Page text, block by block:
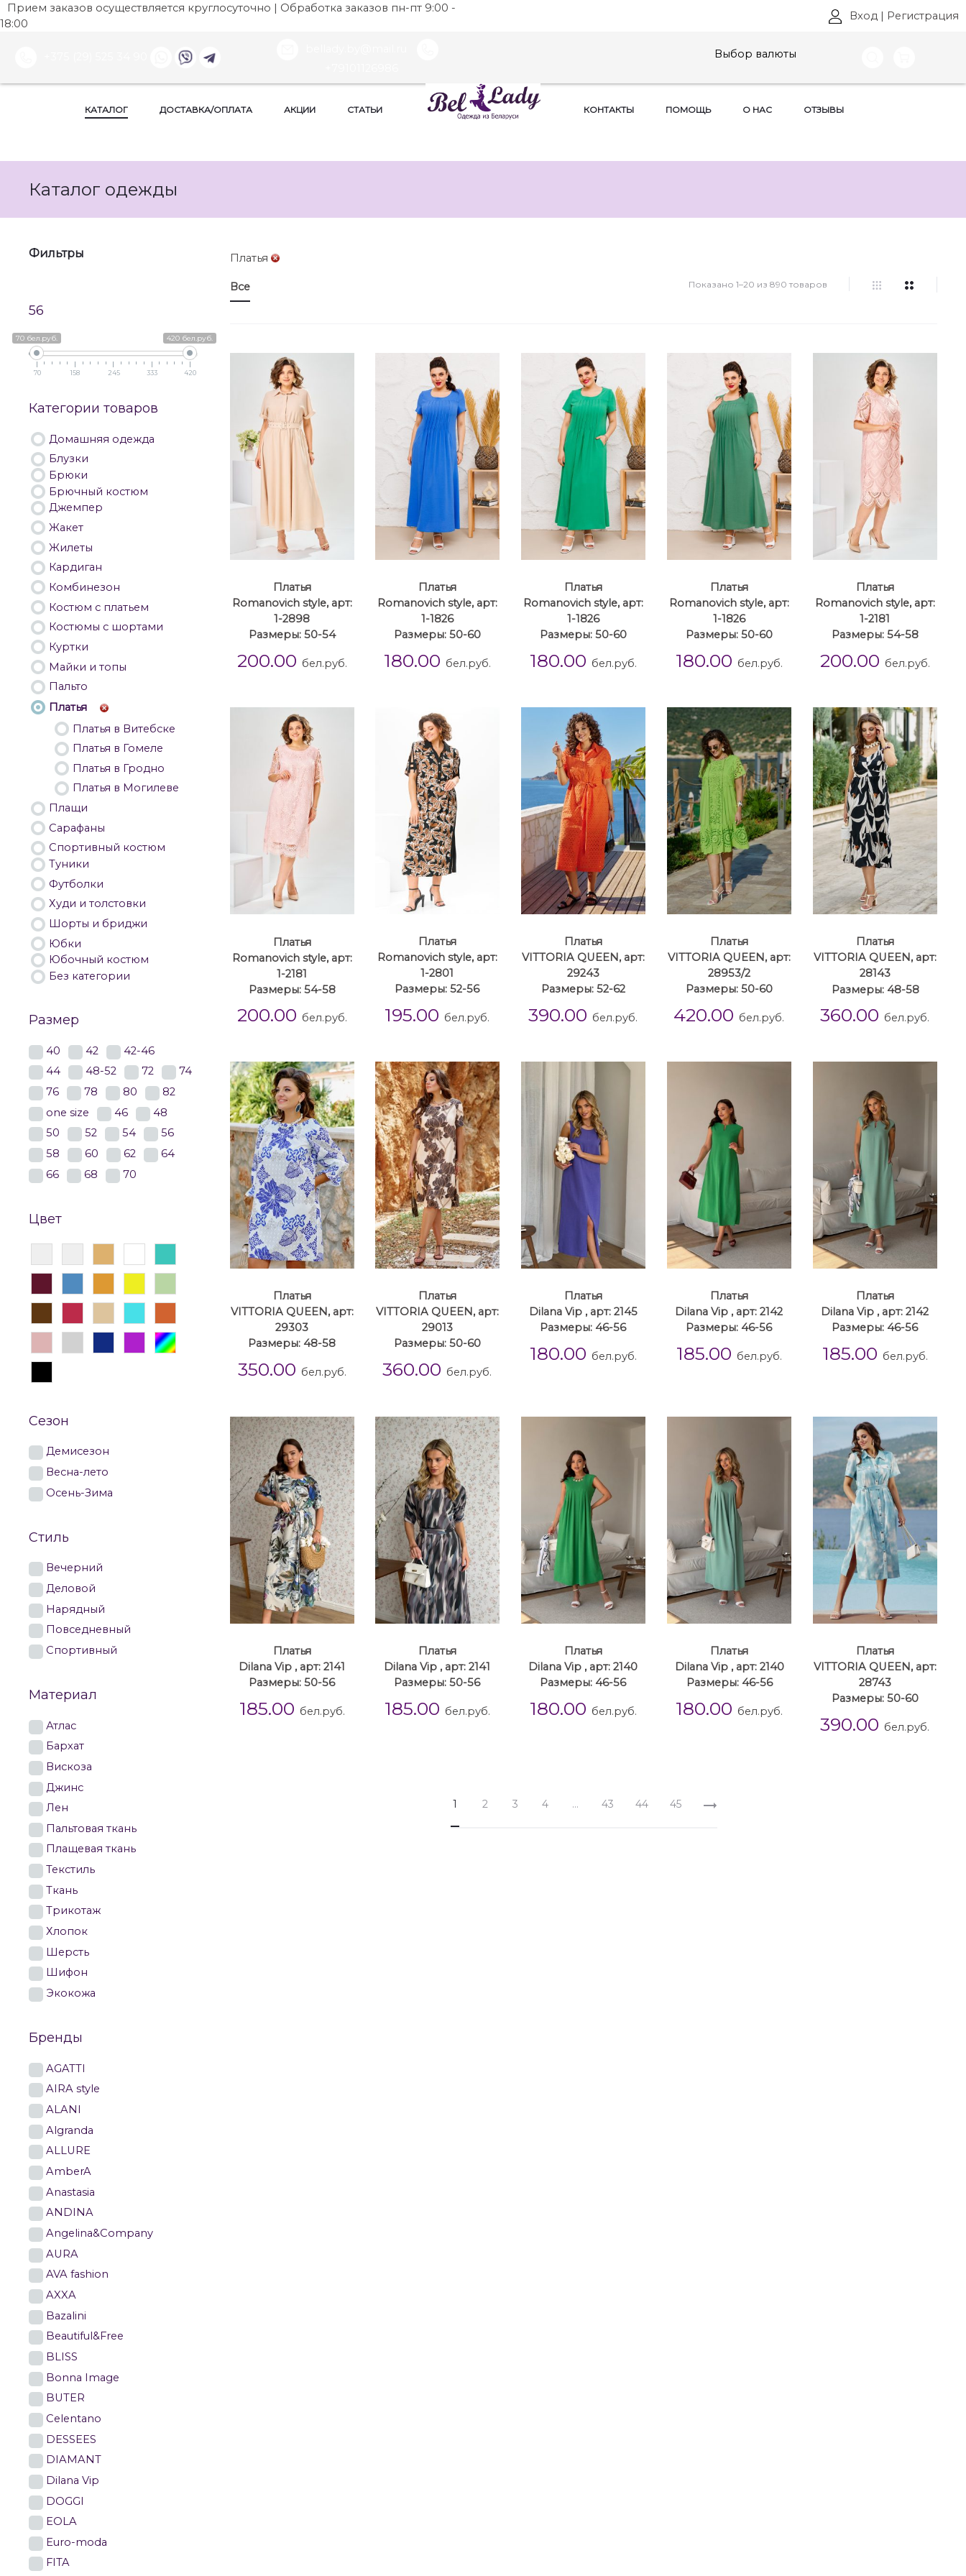
Прием заказов осуществляется круглосуточно | Обработка заказов пн-пт 9:00 -
18:00
Вход | Регистрация
Выбор валюты
КАТАЛОГ ДОСТАВКА/ОПЛАТА АКЦИИ СТАТЬИ КОНТАКТЫ ПОМОЩЬ О НАС ОТЗЫВЫ
Каталог одежды
Платья
Все Показано 1–20 из 890 товаров
Платья
Romanovich style, арт:
1-2898
Размеры: 50-54
200.00 бел.руб.
Платья
Romanovich style, арт:
1-1826
Размеры: 50-60
180.00 бел.руб.
Платья
Romanovich style, арт:
1-1826
Размеры: 50-60
180.00 бел.руб.
Платья
Romanovich style, арт:
1-1826
Размеры: 50-60
180.00 бел.руб.
Платья
Romanovich style, арт:
1-2181
Размеры: 54-58
200.00 бел.руб.
Платья
Romanovich style, арт:
1-2181
Размеры: 54-58
200.00 бел.руб.
Платья
Romanovich style, арт:
1-2801
Размеры: 52-56
195.00 бел.руб.
Платья
VITTORIA QUEEN, арт:
29243
Размеры: 52-62
390.00 бел.руб.
Платья
VITTORIA QUEEN, арт:
28953/2
Размеры: 50-60
420.00 бел.руб.
Платья
VITTORIA QUEEN, арт:
28143
Размеры: 48-58
360.00 бел.руб.
Платья
VITTORIA QUEEN, арт:
29303
Размеры: 48-58
350.00 бел.руб.
Платья
VITTORIA QUEEN, арт:
29013
Размеры: 50-60
360.00 бел.руб.
Платья
Dilana Vip , арт: 2145
Размеры: 46-56
180.00 бел.руб.
Платья
Dilana Vip , арт: 2142
Размеры: 46-56
185.00 бел.руб.
Платья
Dilana Vip , арт: 2142
Размеры: 46-56
185.00 бел.руб.
Платья
Dilana Vip , арт: 2141
Размеры: 50-56
185.00 бел.руб.
Платья
Dilana Vip , арт: 2141
Размеры: 50-56
185.00 бел.руб.
Платья
Dilana Vip , арт: 2140
Размеры: 46-56
180.00 бел.руб.
Платья
Dilana Vip , арт: 2140
Размеры: 46-56
180.00 бел.руб.
Платья
VITTORIA QUEEN, арт:
28743
Размеры: 50-60
390.00 бел.руб.
1 2 3 4 … 43 44 45
Фильтры
56
70 бел.руб. 420 бел.руб.
70 158 245 333 420
Категории товаров
Домашняя одежда
Блузки
Брюки
Брючный костюм
Джемпер
Жакет
Жилеты
Кардиган
Комбинезон
Костюм с платьем
Костюмы с шортами
Куртки
Майки и топы
Пальто
Платья
Платья в Витебске
Платья в Гомеле
Платья в Гродно
Платья в Могилеве
Плащи
Сарафаны
Спортивный костюм
Туники
Футболки
Худи и толстовки
Шорты и бриджи
Юбки
Юбочный костюм
Без категории
Размер
40 42
42-46
44
48-52 72
74
76
78 80
82
one size
46
48
50
52 54
56
58
60 62
64
66
68 70
Цвет
Сезон
Демисезон
Весна-лето
Осень-Зима
Стиль
Вечерний
Деловой
Нарядный
Повседневный
Спортивный
Материал
Атлас
Бархат
Вискоза
Джинс
Лен
Пальтовая ткань
Плащевая ткань
Текстиль
Ткань
Трикотаж
Хлопок
Шерсть
Шифон
Экокожа
Бренды
AGATTI
AIRA style
ALANI
Algranda
ALLURE
AmberA
Anastasia
ANDINA
Angelina&Company
AURA
AVA fashion
AXXA
Bazalini
Beautiful&Free
BLISS
Bonna Image
BUTER
Celentano
DESSEES
DIAMANT
Dilana Vip
DOGGI
EOLA
Euro-moda
FITA